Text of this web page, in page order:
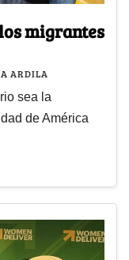
migrantes
ARDILA
sea la
de América